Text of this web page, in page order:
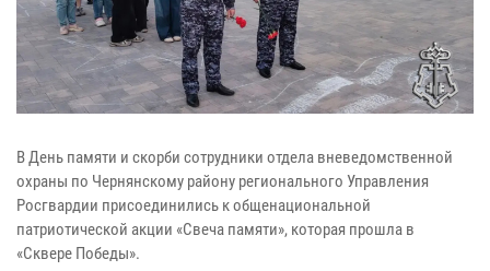
В День памяти и скорби сотрудники отдела вневедомственной
охраны по Чернянскому району регионального Управления
Росгвардии присоединились к общенациональной
патриотической акции «Свеча памяти», которая прошла в
«Сквере Победы».